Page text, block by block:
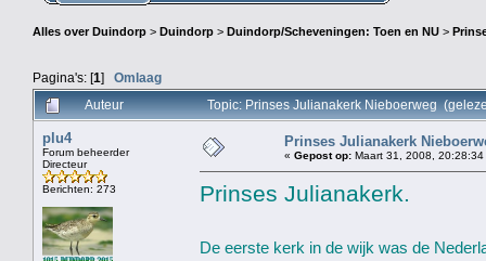
Alles over Duindorp > Duindorp > Duindorp/Scheveningen: Toen en NU >
Pagina's: [1] Omlaag
Auteur
Topic: Prinses Julianakerk Nieboerweg
plu4
Forum beheerder
Directeur
Berichten: 273
Prinses Julianakerk
« Gepost op: Maart 31, 2008, 20:28:34
Prinses Julianakerk.
De eerste kerk in de wijk was de